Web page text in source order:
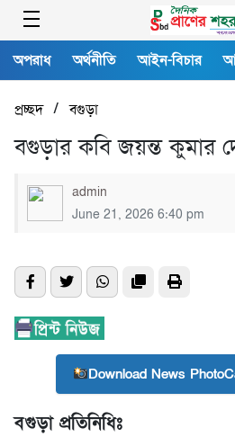
অপরাধ অর্থনীতি আইন-বিচার
প্রচ্ছদ/বগুড়া
বগুড়ার কবি জয়ন্ত কুমার
admin
June 21, 2026 6:40 pm
Download News
বগুড়া প্রতিনিধিঃ